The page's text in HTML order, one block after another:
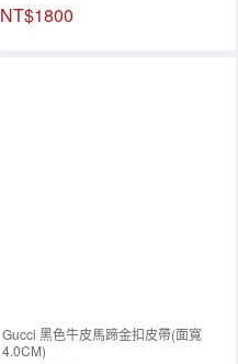
NT$1800
Gucci 黑色牛皮馬蹄金扣皮帶(面寬
4.0CM)